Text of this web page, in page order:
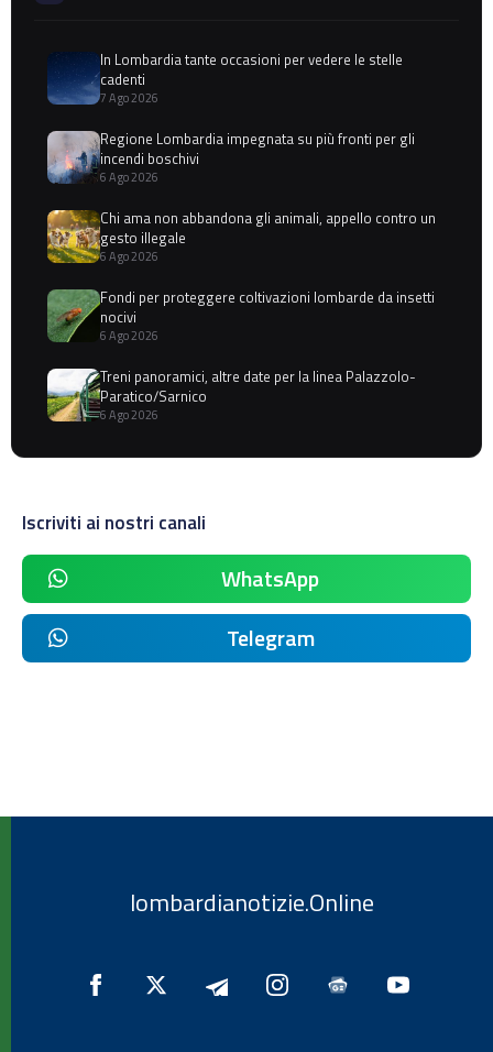
In Lombardia tante occasioni per vedere le stelle
cadenti
7 Ago 2026
Regione Lombardia impegnata su più fronti per gli
incendi boschivi
6 Ago 2026
Chi ama non abbandona gli animali, appello contro un
gesto illegale
6 Ago 2026
Fondi per proteggere coltivazioni lombarde da insetti
nocivi
6 Ago 2026
Treni panoramici, altre date per la linea Palazzolo-
Paratico/Sarnico
6 Ago 2026
Iscriviti ai nostri canali
WhatsApp
Telegram
lombardianotizie.Online